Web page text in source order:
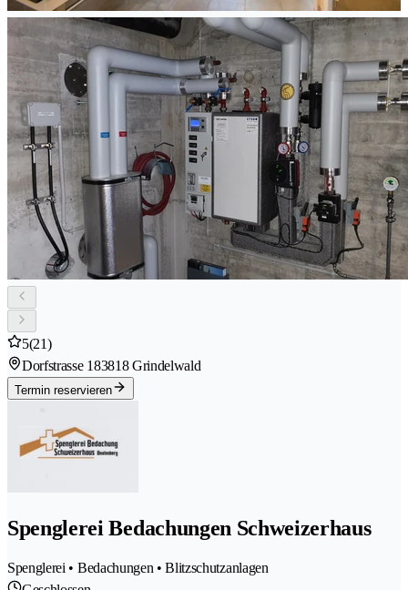
5(21)
Dorfstrasse 183818 Grindelwald
Termin reservieren
Spenglerei Bedachungen Schweizerhaus
Spenglerei • Bedachungen • Blitzschutzanlagen